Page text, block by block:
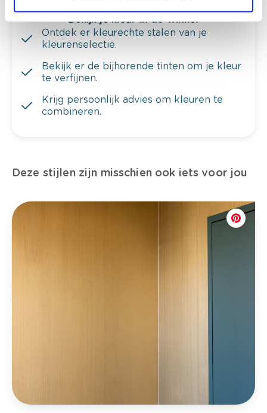
Bekijk je kleur in de winkel
Ontdek er kleurechte stalen van je
kleurenselectie.
Bekijk er de bijhorende tinten om je kleur
te verfijnen.
Krijg persoonlijk advies om kleuren te
combineren.
Deze stijlen zijn misschien ook iets voor jou